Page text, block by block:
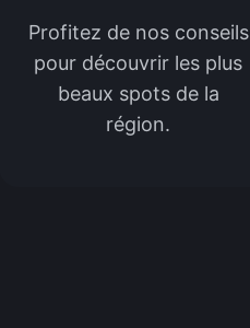
Profitez de nos conseils
pour découvrir les plus
beaux spots de la
région.